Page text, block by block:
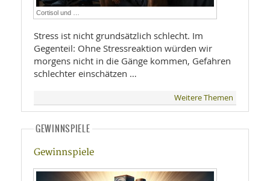
Cortisol und …
Stress ist nicht grundsätzlich schlecht. Im
Gegenteil: Ohne Stressreaktion würden wir
morgens nicht in die Gänge kommen, Gefahren
schlechter einschätzen …
Weitere Themen
GEWINNSPIELE
Gewinnspiele